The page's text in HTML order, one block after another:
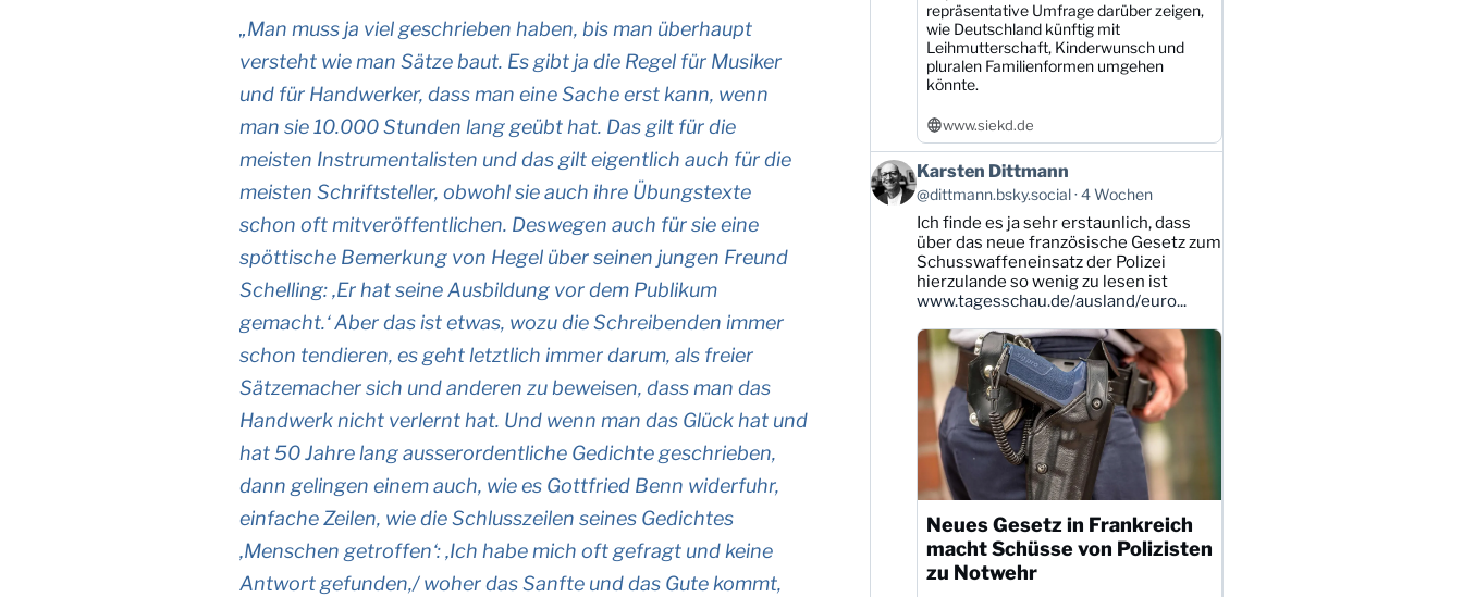
„Man muss ja viel geschrieben haben, bis man überhaupt
versteht wie man Sätze baut. Es gibt ja die Regel für Musiker
und für Handwerker, dass man eine Sache erst kann, wenn
man sie 10.000 Stunden lang geübt hat. Das gilt für die
meisten Instrumentalisten und das gilt eigentlich auch für die
meisten Schriftsteller, obwohl sie auch ihre Übungstexte
schon oft mitveröffentlichen. Deswegen auch für sie eine
spöttische Bemerkung von Hegel über seinen jungen Freund
Schelling: ‚Er hat seine Ausbildung vor dem Publikum
gemacht.‘ Aber das ist etwas, wozu die Schreibenden immer
schon tendieren, es geht letztlich immer darum, als freier
Sätzemacher sich und anderen zu beweisen, dass man das
Handwerk nicht verlernt hat. Und wenn man das Glück hat und
hat 50 Jahre lang ausserordentliche Gedichte geschrieben,
dann gelingen einem auch, wie es Gottfried Benn widerfuhr,
einfache Zeilen, wie die Schlusszeilen seines Gedichtes
‚Menschen getroffen‘: ‚Ich habe mich oft gefragt und keine
Antwort gefunden,/ woher das Sanfte und das Gute kommt,
repräsentative Umfrage darüber zeigen,
wie Deutschland künftig mit
Leihmutterschaft, Kinderwunsch und
pluralen Familienformen umgehen
könnte.
www.siekd.de
Beitrag
von
Karsten
Dittmann
Bluesky
ansehen
Karsten Dittmann
@dittmann.bsky.social 4 Wochen
Ich finde es ja sehr erstaunlich, dass
über das neue französische Gesetz zum
Schusswaffeneinsatz der Polizei
hierzulande so wenig zu lesen ist
www.tagesschau.de/ausland/euro...
Neues Gesetz in Frankreich
macht Schüsse von Polizisten
zu Notwehr